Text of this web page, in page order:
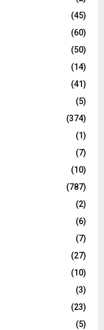
(45)
(60)
(50)
(14)
(41)
(5)
(374)
(1)
(7)
(10)
(787)
(2)
(6)
(7)
(27)
(10)
(3)
(23)
(5)